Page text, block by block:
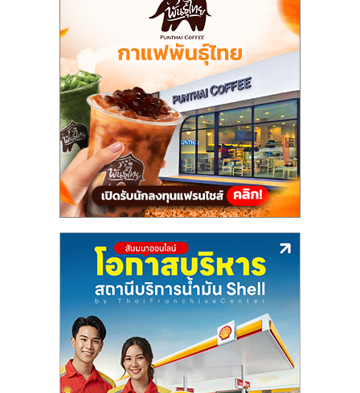
ปรึกษา
แฟ
ไชส์,
รวม
ไชส์